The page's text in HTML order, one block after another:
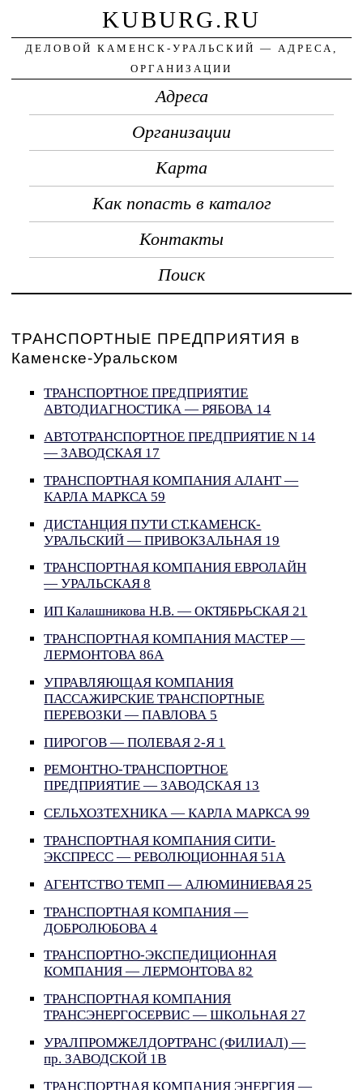
KUBURG.RU
ДЕЛОВОЙ КАМЕНСК-УРАЛЬСКИЙ — АДРЕСА,
ОРГАНИЗАЦИИ
Адреса
Организации
Карта
Как попасть в каталог
Контакты
Поиск
ТРАНСПОРТНЫЕ ПРЕДПРИЯТИЯ в
Каменске-Уральском
ТРАНСПОРТНОЕ ПРЕДПРИЯТИЕ
АВТОДИАГНОСТИКА — РЯБОВА 14
АВТОТРАНСПОРТНОЕ ПРЕДПРИЯТИЕ N 14
— ЗАВОДСКАЯ 17
ТРАНСПОРТНАЯ КОМПАНИЯ АЛАНТ —
КАРЛА МАРКСА 59
ДИСТАНЦИЯ ПУТИ СТ.КАМЕНСК-
УРАЛЬСКИЙ — ПРИВОКЗАЛЬНАЯ 19
ТРАНСПОРТНАЯ КОМПАНИЯ ЕВРОЛАЙН
— УРАЛЬСКАЯ 8
ИП Калашникова Н.В. — ОКТЯБРЬСКАЯ 21
ТРАНСПОРТНАЯ КОМПАНИЯ МАСТЕР —
ЛЕРМОНТОВА 86А
УПРАВЛЯЮЩАЯ КОМПАНИЯ
ПАССАЖИРСКИЕ ТРАНСПОРТНЫЕ
ПЕРЕВОЗКИ — ПАВЛОВА 5
ПИРОГОВ — ПОЛЕВАЯ 2-Я 1
РЕМОНТНО-ТРАНСПОРТНОЕ
ПРЕДПРИЯТИЕ — ЗАВОДСКАЯ 13
СЕЛЬХОЗТЕХНИКА — КАРЛА МАРКСА 99
ТРАНСПОРТНАЯ КОМПАНИЯ СИТИ-
ЭКСПРЕСС — РЕВОЛЮЦИОННАЯ 51А
АГЕНТСТВО ТЕМП — АЛЮМИНИЕВАЯ 25
ТРАНСПОРТНАЯ КОМПАНИЯ —
ДОБРОЛЮБОВА 4
ТРАНСПОРТНО-ЭКСПЕДИЦИОННАЯ
КОМПАНИЯ — ЛЕРМОНТОВА 82
ТРАНСПОРТНАЯ КОМПАНИЯ
ТРАНСЭНЕРГОСЕРВИС — ШКОЛЬНАЯ 27
УРАЛПРОМЖЕЛДОРТРАНС (ФИЛИАЛ) —
пр. ЗАВОДСКОЙ 1В
ТРАНСПОРТНАЯ КОМПАНИЯ ЭНЕРГИЯ —